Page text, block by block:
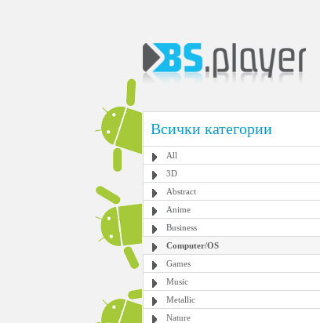
Всички категории
All
3D
Abstract
Anime
Business
Computer/OS
Games
Music
Metallic
Nature